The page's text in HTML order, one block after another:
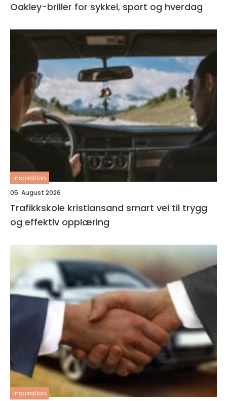
Oakley-briller for sykkel, sport og hverdag
inspiration
05. August 2026
Trafikkskole kristiansand smart vei til trygg
og effektiv opplæring
inspiration